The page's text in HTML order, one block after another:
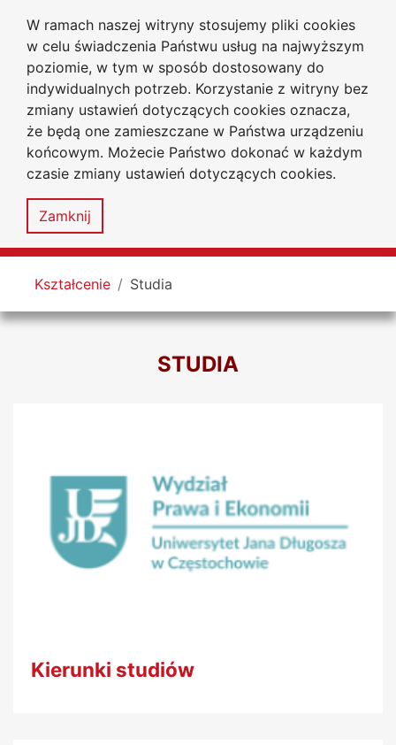
W ramach naszej witryny stosujemy pliki cookies
w celu świadczenia Państwu usług na najwyższym
poziomie, w tym w sposób dostosowany do
indywidualnych potrzeb. Korzystanie z witryny bez
zmiany ustawień dotyczących cookies oznacza,
że będą one zamieszczane w Państwa urządzeniu
końcowym. Możecie Państwo dokonać w każdym
czasie zmiany ustawień dotyczących cookies.
Zamknij
Przejdź do głównego menu
Przejdź do treści
Przejdź do wyszukiwarki
Przejdź do mapy serwisu
Uniwersytet
Jana Długosza
w Częstochowie
Wydział Prawa i Ekonomii
Deklaracja
Mapa
MENU
Tutaj jesteś
Kształcenie Studia
STUDIA
Kierunki studiów